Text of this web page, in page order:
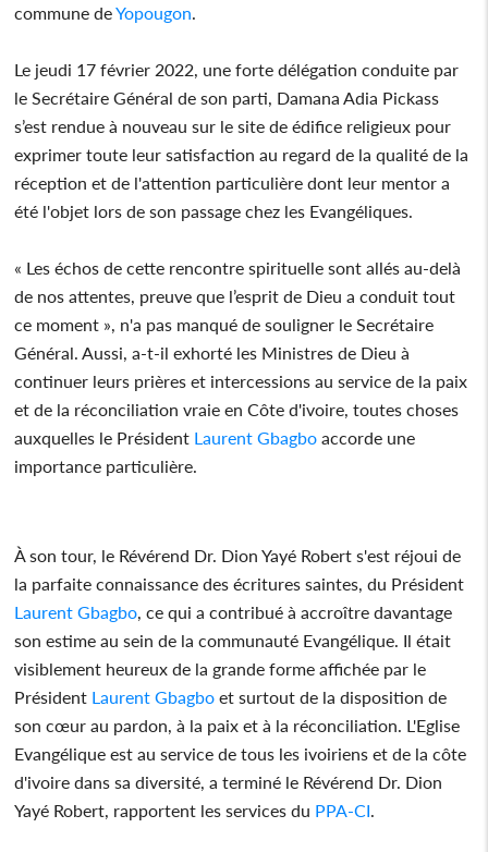
commune deYopougon
Le jeudi 17 février 2022, une forte délégation conduite par
le Secrétaire Général de son parti, Damana Adia Pickass
s’est rendue à nouveau sur le site de édifice religieux pour
exprimer toute leur satisfaction au regard de la qualité de la
réception et de l'attention particulière dont leur mentor a
été l'objet lors de son passage chez les Evangéliques.
« Les échos de cette rencontre spirituelle sont allés au-delà
de nos attentes, preuve que l’esprit de Dieu a conduit tout
ce moment », n'a pas manqué de souligner le Secrétaire
Général. Aussi, a-t-il exhorté les Ministres de Dieu à
continuer leurs prières et intercessions au service de la paix
et de la réconciliation vraie en Côte d'ivoire, toutes choses
auxquelles le Président Laurent Gbagbo accorde une
importance particulière.
À son tour, le Révérend Dr. Dion Yayé Robert s'est réjoui de
la parfaite connaissance des écritures saintes, du Président
Laurent Gbagbo , ce qui a contribué à accroître davantage
son estime au sein de la communauté Evangélique. Il était
visiblement heureux de la grande forme affichée par le
Président Laurent Gbagbo et surtout de la disposition de
son cœur au pardon, à la paix et à la réconciliation. L'Eglise
Evangélique est au service de tous les ivoiriens et de la côte
d'ivoire dans sa diversité, a terminé le Révérend Dr. Dion
Yayé Robert, rapportent les services du PPA-CI